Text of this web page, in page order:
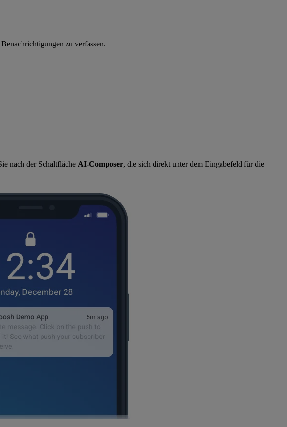
zu verfassen.
nach der Schaltfläche AI-Composer, die sich direkt unter dem Eingabefeld für die